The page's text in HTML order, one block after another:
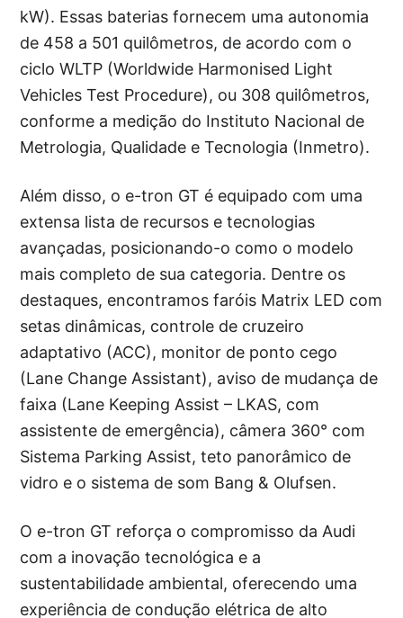
kW). Essas baterias fornecem uma autonomia
de 458 a 501 quilômetros, de acordo com o
ciclo WLTP (Worldwide Harmonised Light
Vehicles Test Procedure), ou 308 quilômetros,
conforme a medição do Instituto Nacional de
Metrologia, Qualidade e Tecnologia (Inmetro).
Além disso, o e-tron GT é equipado com uma
extensa lista de recursos e tecnologias
avançadas, posicionando-o como o modelo
mais completo de sua categoria. Dentre os
destaques, encontramos faróis Matrix LED com
setas dinâmicas, controle de cruzeiro
adaptativo (ACC), monitor de ponto cego
(Lane Change Assistant), aviso de mudança de
faixa (Lane Keeping Assist – LKAS, com
assistente de emergência), câmera 360° com
Sistema Parking Assist, teto panorâmico de
vidro e o sistema de som Bang & Olufsen.
O e-tron GT reforça o compromisso da Audi
com a inovação tecnológica e a
sustentabilidade ambiental, oferecendo uma
experiência de condução elétrica de alto